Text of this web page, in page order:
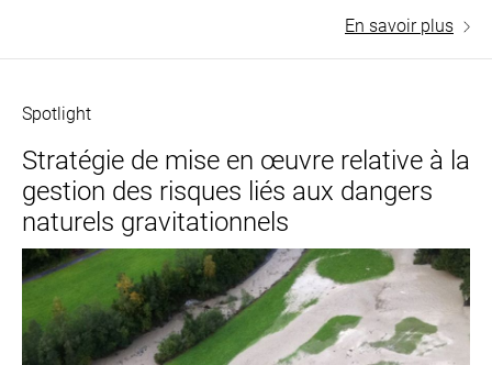
En savoir plus
Spotlight
Stratégie de mise en œuvre relative à la
gestion des risques liés aux dangers
naturels gravitationnels